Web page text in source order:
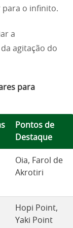
para o infinito.
a
agitação do
para
Pontos de
Destaque
Oia, Farol de
Akrotiri
Hopi Point,
Yaki Point